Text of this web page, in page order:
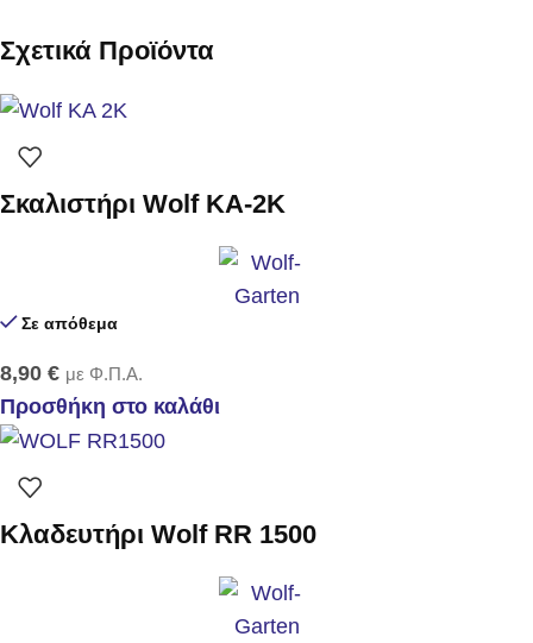
Σχετικά Προϊόντα
Σκαλιστήρι Wolf KA-2K
Σε απόθεμα
8,90 € με Φ.Π.Α.
Προσθήκη στο καλάθι
Κλαδευτήρι Wolf RR 1500